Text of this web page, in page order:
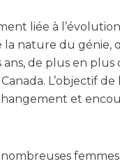
liée à
nature du génie,
de plus en
L’objectif de
et